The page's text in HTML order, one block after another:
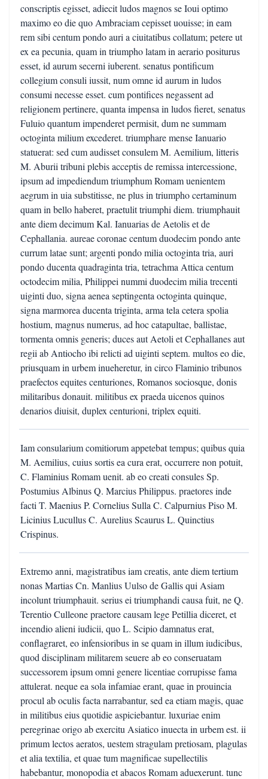
conscriptis egisset, adiecit ludos magnos se Ioui optimo
maximo eo die quo Ambraciam cepisset uouisse; in eam
rem sibi centum pondo auri a ciuitatibus collatum; petere ut
ex ea pecunia, quam in triumpho latam in aerario positurus
esset, id aurum secerni iuberent. senatus pontificum
collegium consuli iussit, num omne id aurum in ludos
consumi necesse esset. cum pontifices negassent ad
religionem pertinere, quanta impensa in ludos fieret, senatus
Fuluio quantum impenderet permisit, dum ne summam
octoginta milium excederet. triumphare mense Ianuario
statuerat: sed cum audisset consulem M. Aemilium, litteris
M. Aburii tribuni plebis acceptis de remissa intercessione,
ipsum ad impediendum triumphum Romam uenientem
aegrum in uia substitisse, ne plus in triumpho certaminum
quam in bello haberet, praetulit triumphi diem. triumphauit
ante diem decimum Kal. Ianuarias de Aetolis et de
Cephallania. aureae coronae centum duodecim pondo ante
currum latae sunt; argenti pondo milia octoginta tria, auri
pondo ducenta quadraginta tria, tetrachma Attica centum
octodecim milia, Philippei nummi duodecim milia trecenti
uiginti duo, signa aenea septingenta octoginta quinque,
signa marmorea ducenta triginta, arma tela cetera spolia
hostium, magnus numerus, ad hoc catapultae, ballistae,
tormenta omnis generis; duces aut Aetoli et Cephallanes aut
regii ab Antiocho ibi relicti ad uiginti septem. multos eo die,
priusquam in urbem inueheretur, in circo Flaminio tribunos
praefectos equites centuriones, Romanos sociosque, donis
militaribus donauit. militibus ex praeda uicenos quinos
denarios diuisit, duplex centurioni, triplex equiti.
Iam consularium comitiorum appetebat tempus; quibus quia
M. Aemilius, cuius sortis ea cura erat, occurrere non potuit,
C. Flaminius Romam uenit. ab eo creati consules Sp.
Postumius Albinus Q. Marcius Philippus. praetores inde
facti T. Maenius P. Cornelius Sulla C. Calpurnius Piso M.
Licinius Lucullus C. Aurelius Scaurus L. Quinctius
Crispinus.
Extremo anni, magistratibus iam creatis, ante diem tertium
nonas Martias Cn. Manlius Uulso de Gallis qui Asiam
incolunt triumphauit. serius ei triumphandi causa fuit, ne Q.
Terentio Culleone praetore causam lege Petillia diceret, et
incendio alieni iudicii, quo L. Scipio damnatus erat,
conflagraret, eo infensioribus in se quam in illum iudicibus,
quod disciplinam militarem seuere ab eo conseruatam
successorem ipsum omni genere licentiae corrupisse fama
attulerat. neque ea sola infamiae erant, quae in prouincia
procul ab oculis facta narrabantur, sed ea etiam magis, quae
in militibus eius quotidie aspiciebantur. luxuriae enim
peregrinae origo ab exercitu Asiatico inuecta in urbem est. ii
primum lectos aeratos, uestem stragulam pretiosam, plagulas
et alia textilia, et quae tum magnificae supellectilis
habebantur, monopodia et abacos Romam aduexerunt. tunc